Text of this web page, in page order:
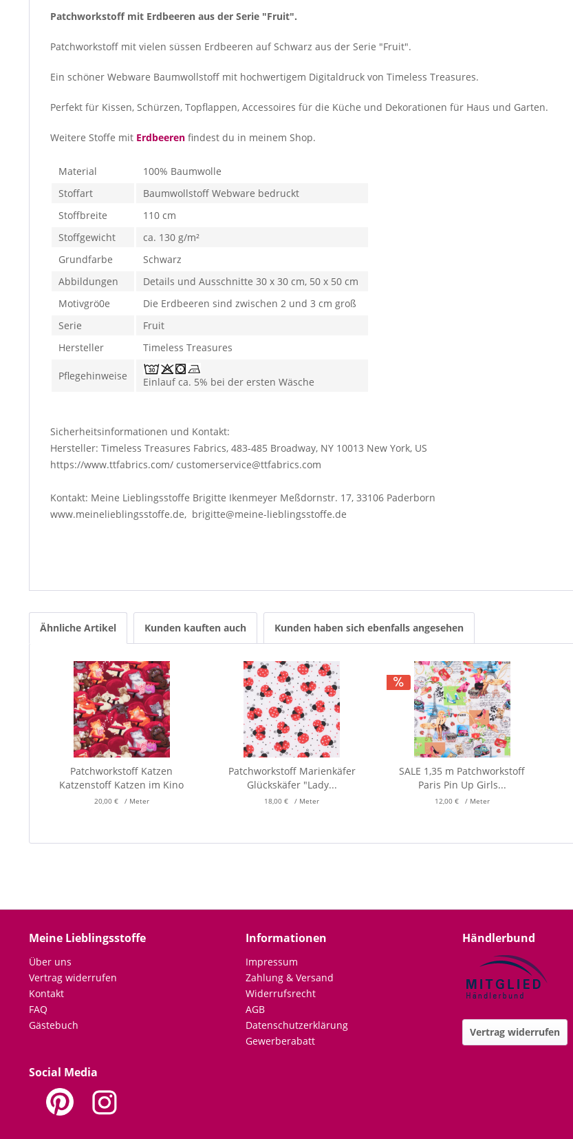
Patchworkstoff mit Erdbeeren aus der Serie "Fruit".
Patchworkstoff mit vielen süssen Erdbeeren auf Schwarz aus der Serie "Fruit".
Ein schöner Webware Baumwollstoff mit hochwertigem Digitaldruck von Timeless Treasures.
Perfekt für Kissen, Schürzen, Topflappen, Accessoires für die Küche und Dekorationen für Haus und Garten.
Weitere Stoffe mit Erdbeeren findest du in meinem Shop.
Material
100% Baumwolle
Stoffart
Baumwollstoff Webware bedruckt
Stoffbreite
110 cm
Stoffgewicht
ca. 130 g/m²
Grundfarbe
Schwarz
Abbildungen
Details und Ausschnitte 30 x 30 cm, 50 x 50 cm
Motivgrö0e
Die Erdbeeren sind zwischen 2 und 3 cm groß
Serie
Fruit
Hersteller
Timeless Treasures
Pflegehinweise Einlauf ca. 5% bei der ersten Wäsche
Sicherheitsinformationen und Kontakt:
Hersteller: Timeless Treasures Fabrics, 483-485 Broadway, NY 10013 New York, US
https://www.ttfabrics.com/ customerservice@ttfabrics.com
Kontakt: Meine Lieblingsstoffe Brigitte Ikenmeyer Meßdornstr. 17, 33106 Paderborn
www.meinelieblingsstoffe.de, brigitte@meine-lieblingsstoffe.de
Ähnliche Artikel Kunden kauften auch Kunden haben sich ebenfalls angesehen
Patchworkstoff Katzen
Katzenstoff Katzen im Kino
20,00 € / Meter
Patchworkstoff Marienkäfer
Glückskäfer "Lady...
18,00 € / Meter
SALE 1,35 m Patchworkstoff
Paris Pin Up Girls...
12,00 € / Meter
Meine Lieblingsstoffe
Über uns
Vertrag widerrufen
Kontakt
FAQ
Gästebuch
Social Media
Informationen
Impressum
Zahlung & Versand
Widerrufsrecht
AGB
Datenschutzerklärung
Gewerberabatt
Händlerbund
Vertrag widerrufen